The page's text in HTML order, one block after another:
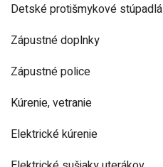
Detské protišmykové stúpadlá
Zápustné doplnky
Zápustné police
Kúrenie, vetranie
Elektrické kúrenie